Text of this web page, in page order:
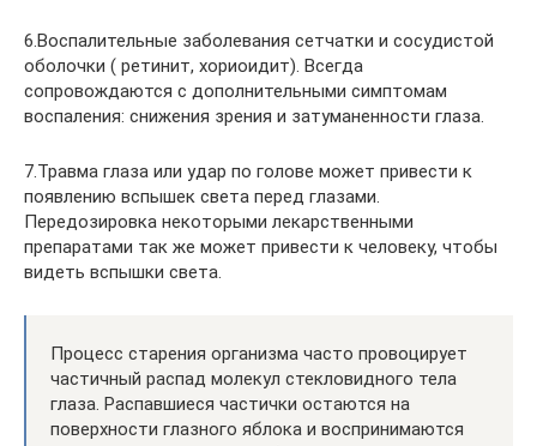
6.Воспалительные заболевания сетчатки и сосудистой
оболочки ( ретинит, хориоидит). Всегда
сопровождаются с дополнительными симптомам
воспаления: снижения зрения и затуманенности глаза.
7.Травма глаза или удар по голове может привести к
появлению вспышек света перед глазами.
Передозировка некоторыми лекарственными
препаратами так же может привести к человеку, чтобы
видеть вспышки света.
Процесс старения организма часто провоцирует
частичный распад молекул стекловидного тела
глаза. Распавшиеся частички остаются на
поверхности глазного яблока и воспринимаются